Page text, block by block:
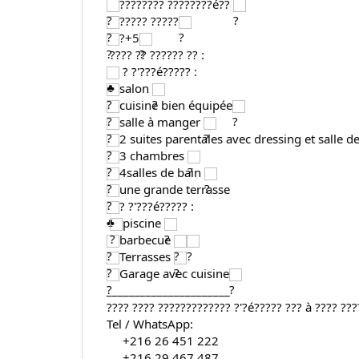
???????? ????????é??
????? ?????
?+5
???? ?? ?????? ?? :
? ?'???é????? :
salon
cuisine bien équipée
salle à manger
2 suites parentales avec dressing et salle
3 chambres
4salles de bain
une grande terrasse
? ?'???é????? :
piscine
barbecue
Terrasses
Garage avec cuisine
______________________
???? ???? ????????????? ?'?é????? ??? à ????
Tel / WhatsApp:
     ‪‪+216 26 451 222‬‬